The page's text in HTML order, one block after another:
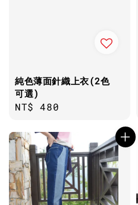
純色薄面針織上衣(2色
可選)
Regular
NT$ 480